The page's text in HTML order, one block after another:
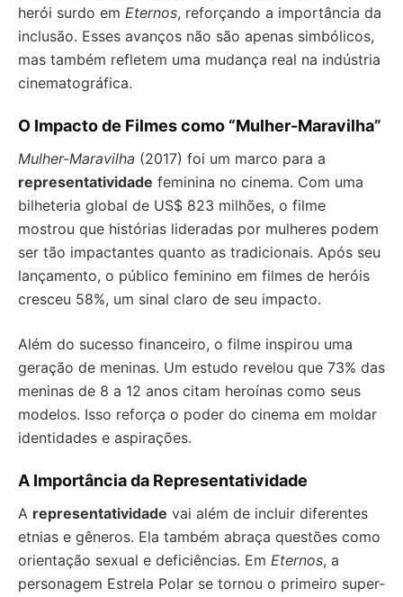
herói surdo em Eternos, reforçando a importância da
inclusão. Esses avanços não são apenas simbólicos,
mas também refletem uma mudança real na indústria
cinematográfica.
O Impacto de Filmes como “Mulher-Maravilha”
Mulher-Maravilha (2017) foi um marco para a
representatividade feminina no cinema. Com uma
bilheteria global de US$ 823 milhões, o filme
mostrou que histórias lideradas por mulheres podem
ser tão impactantes quanto as tradicionais. Após seu
lançamento, o público feminino em filmes de heróis
cresceu 58%, um sinal claro de seu impacto.
Além do sucesso financeiro, o filme inspirou uma
geração de meninas. Um estudo revelou que 73% das
meninas de 8 a 12 anos citam heroínas como seus
modelos. Isso reforça o poder do cinema em moldar
identidades e aspirações.
A Importância da Representatividade
A representatividade vai além de incluir diferentes
etnias e gêneros. Ela também abraça questões como
orientação sexual e deficiências. Em Eternos, a
personagem Estrela Polar se tornou o primeiro super-